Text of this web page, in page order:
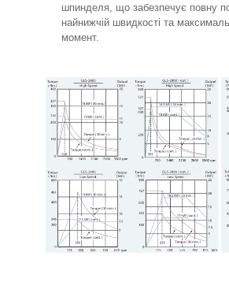
шпинделя, що забезпечує повну
найнижчій швидкості та
момент.